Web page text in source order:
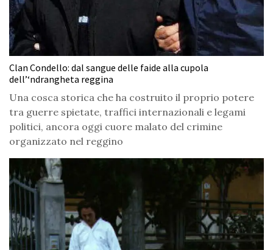
Clan Condello: dal sangue delle faide alla cupola
dell’‘ndrangheta reggina
Una cosca storica che ha costruito il proprio potere
tra guerre spietate, traffici internazionali e legami
politici, ancora oggi cuore malato del crimine
organizzato nel reggino